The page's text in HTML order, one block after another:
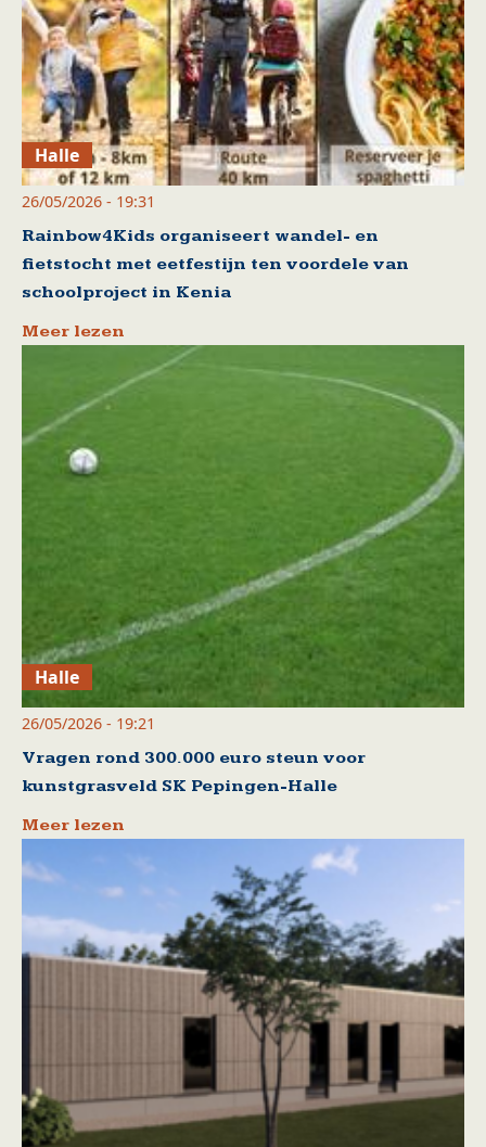
Halle
26/05/2026 - 19:31
Rainbow4Kids organiseert wandel- en
fietstocht met eetfestijn ten voordele van
schoolproject in Kenia
Meer lezen
Halle
26/05/2026 - 19:21
Vragen rond 300.000 euro steun voor
kunstgrasveld SK Pepingen-Halle
Meer lezen